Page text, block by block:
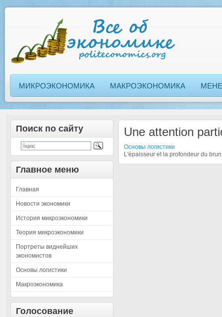
МИКРОЭКОНОМИКА МАКРОЭКОНОМИКА
Поиск по сайту
Главное меню
Главная
Новости экономики
История микроэкономики
Теория микроэкономики
Портреты виднейших
экономистов
Основы логистики
Макроэкономика
Голосование
Une attention
Основы логистики
L'épaisseur et la profondeur du